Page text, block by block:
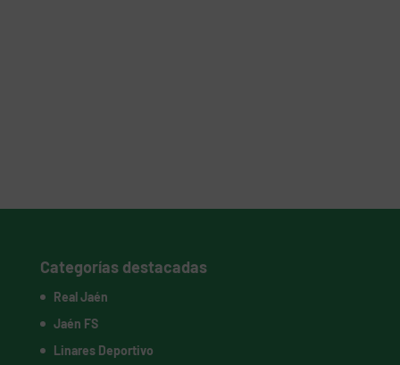
Categorías destacadas
Real Jaén
Jaén FS
Linares Deportivo